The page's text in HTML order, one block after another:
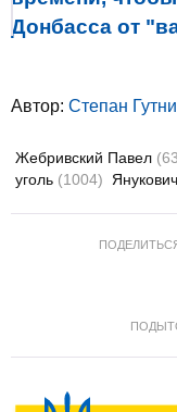
Донбасса от
Автор: Степан
Жебривский Павел
уголь (1004)